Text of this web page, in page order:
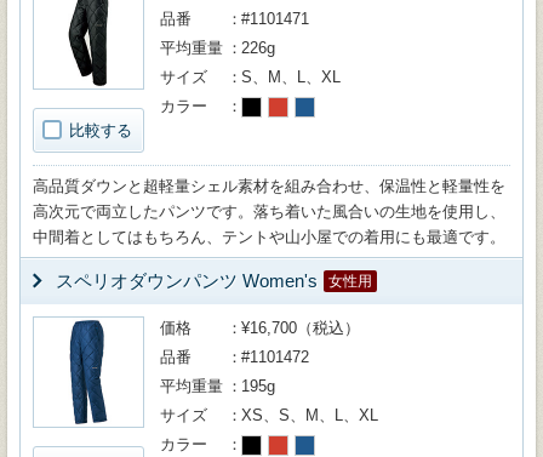
比較する
品番
#1101471
平均重量
226g
サイズ
S、M、L、XL
カラー
高品質ダウンと超軽量シェル素材を組み合わせ、保温性と軽量性を
高次元で両立したパンツです。落ち着いた風合いの生地を使用し、
中間着としてはもちろん、テントや山小屋での着用にも最適です。
スペリオダウンパンツ Women's 女性用
価格
¥16,700（税込）
品番
#1101472
平均重量
195g
サイズ
XS、S、M、L、XL
カラー